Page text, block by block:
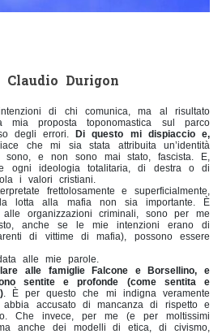
Durigon
di chi comunica, ma al risultato
proposta toponomastica sul parco
degli errori.Di questo mi dispiaccio e,
che mi sia stata attribuita un’identità
sono, e non sono mai stato, fascista. E,
ogni ideologia totalitaria, di destra o di
i valori cristiani.
frettolosamente e superficialmente,
lotta alla mafia non sia importante. È
organizzazioni criminali, sono per me
anche se le mie intenzioni erano di
di vittime di mafia), possono essere
alle mie parole.
alle famiglie Falcone e Borsellino, e
sentite e profonde (come sentita e
. È per questo che mi indigna veramente
accusato di mancanza di rispetto e
Che invece, per me (e per moltissimi
anche dei modelli di etica, di civismo,